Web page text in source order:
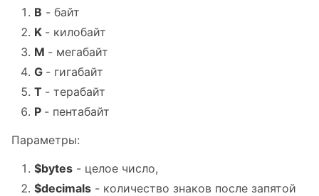
B - байт
K - килобайт
M - мегабайт
G - гигабайт
T - терабайт
P - пентабайт
Параметры:
$bytes - целое число,
$decimals - количество знаков после запятой